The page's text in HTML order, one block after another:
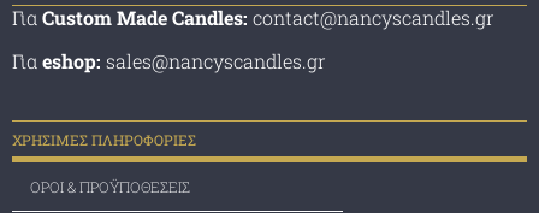
ΓιαCustom Made Candles: contact@nancyscandles.gr
Γιαeshop: sales@nancyscandles.gr
ΧΡΗΣΙΜΕΣ ΠΛΗΡΟΦΟΡΙΕΣ
ΟΡΟΙ & ΠΡΟΫΠΟΘΕΣΕΙΣ